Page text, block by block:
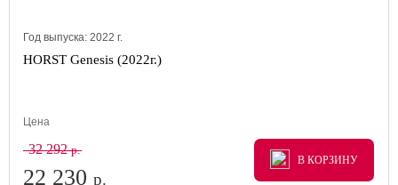
Год выпуска: 2022 г.
HORST Genesis (2022г.)
Цена
32 292р.
22 230 р.
В КОРЗИНУ
В КОРЗИНУ
В КОРЗИНУ